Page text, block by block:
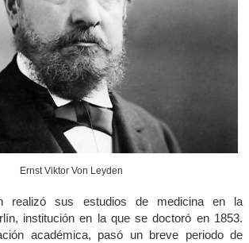
Ernst Viktor Von Leyden
realizó sus estudios de medicina en la
institución en la que se doctoró en 1853.
académica, pasó un breve periodo de